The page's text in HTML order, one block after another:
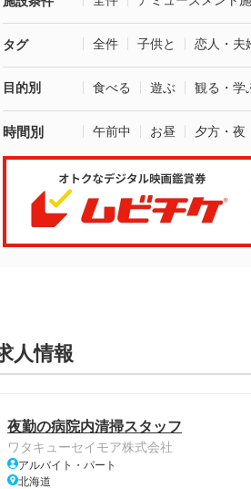
タグ 全件 子供と 恋人・夫
目的別 食べる 遊ぶ 観る・学
時間別 午前中 お昼 夕方・夜
人情報
夜勤の病院内清掃スタッフ
ワタキューセイモア株式会社
アルバイト・パート
北海道